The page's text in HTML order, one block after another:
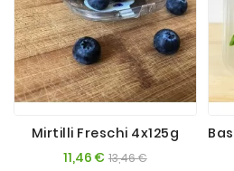
Mirtilli Freschi 4x125g
11,46 € Prezzo
13,46 €Prezzo